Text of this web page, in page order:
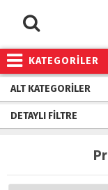
KATEGORİLER
ALT KATEGORILER
DETAYLI FILTRE